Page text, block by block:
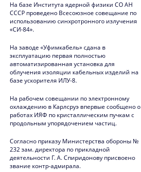
2016
2014
2013
2011
2010
2009
2008
На базе Института ядерной физики СО АН
СССР проведено Всесоюзное совещание по
использованию синхротронного излучения
«СИ-84».
На заводе «Уфимкабель» сдана в
эксплуатацию первая полностью
автоматизированная установка для
облучения изоляции кабельных изделий на
базе ускорителя ИЛУ-8.
На рабочем совещании по электронному
охлаждению в Карлсруэ впервые сообщено о
работах ИЯФ по кристаллическим пучкам с
продольным упорядочением частиц.
Согласно приказу Министерства обороны №
232 зам. директора по прикладной
деятельности Г. А. Спиридонову присвоено
звание контр-адмирала.